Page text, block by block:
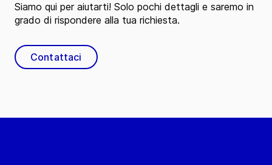
Siamo qui per aiutarti! Solo pochi dettagli e saremo in
grado di rispondere alla tua richiesta.
Contattaci